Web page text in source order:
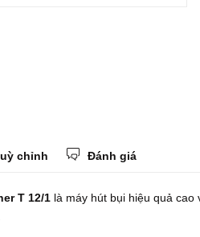
chỉnh Đánh giá
T 12/1 là máy hút bụi hiệu quả